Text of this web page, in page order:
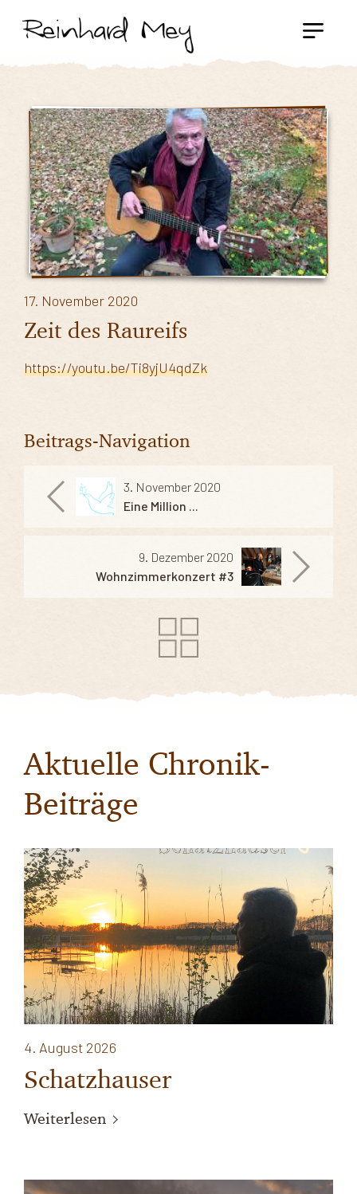
17. November 2020
Zeit des Raureifs
https://youtu.be/Ti8yjU4qdZk
Beitrags-Navigation
3. November 2020
Eine Million ...
9. Dezember 2020
Wohnzimmerkonzert #3
Aktuelle Chronik-
Beiträge
4. August 2026
Schatzhauser
Weiterlesen